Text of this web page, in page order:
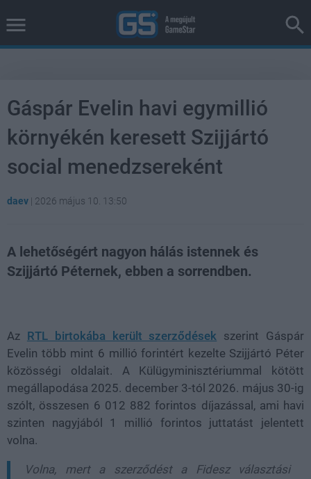
Gáspár Evelin havi egymillió
környékén keresett Szijjártó
social menedzsereként
daev | 2026 május 10. 13:50
A lehetőségért nagyon hálás istennek és
Szijjártó Péternek, ebben a sorrendben.
Az RTL birtokába került szerződések szerint Gáspár
Evelin több mint 6 millió forintért kezelte Szijjártó Péter
közösségi oldalait. A Külügyminisztériummal kötött
megállapodása 2025. december 3-tól 2026. május 30-ig
szólt, összesen 6 012 882 forintos díjazással, ami havi
szinten nagyjából 1 millió forintos juttatást jelentett
volna.
Volna, mert a szerződést a Fidesz választási